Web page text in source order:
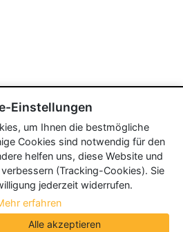
Einstellungen
um Ihnen die bestmögliche
Cookies sind notwendig für den
helfen uns, diese Website und
(Tracking-Cookies). Sie
jederzeit widerrufen.
erfahren
Alle akzeptieren